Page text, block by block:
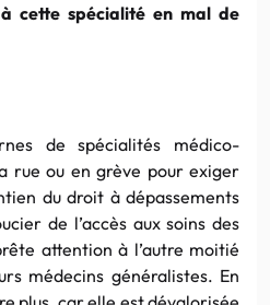
cette spécialité en mal de
de spécialités médico-
rue ou en grève pour exiger
du droit à dépassements
de l’accès aux soins des
attention à l’autre moitié
médecins généralistes. En